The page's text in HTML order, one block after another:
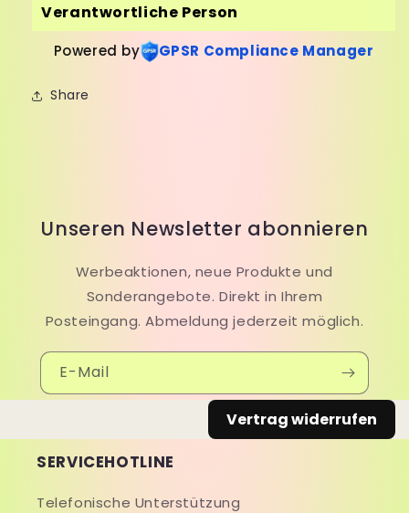
Verantwortliche Person
Powered by GPSR Compliance Manager
Share
Unseren Newsletter abonnieren
Werbeaktionen, neue Produkte und
Sonderangebote. Direkt in Ihrem
Posteingang. Abmeldung jederzeit möglich.
E-Mail
Vertrag widerrufen
SERVICEHOTLINE
Telefonische Unterstützung